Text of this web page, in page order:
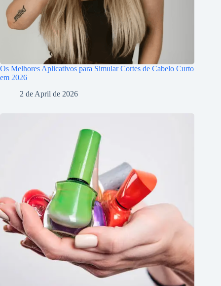
Os Melhores Aplicativos para Simular Cortes de Cabelo Curto
em 2026
2 de April de 2026